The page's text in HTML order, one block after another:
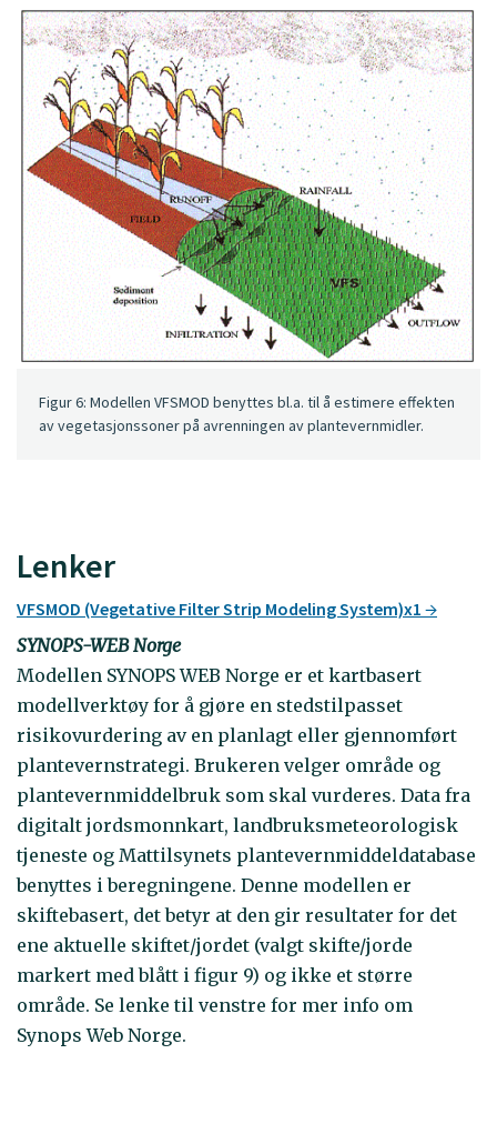
Figur 6: Modellen VFSMOD benyttes bl.a. til å estimere effekten
av vegetasjonssoner på avrenningen av plantevernmidler.
Lenker
VFSMOD (Vegetative Filter Strip Modeling System)x1
SYNOPS-WEB Norge
Modellen SYNOPS WEB Norge er et kartbasert
modellverktøy for å gjøre en stedstilpasset
risikovurdering av en planlagt eller gjennomført
plantevernstrategi. Brukeren velger område og
plantevernmiddelbruk som skal vurderes. Data fra
digitalt jordsmonnkart, landbruksmeteorologisk
tjeneste og Mattilsynets plantevernmiddeldatabase
benyttes i beregningene. Denne modellen er
skiftebasert, det betyr at den gir resultater for det
ene aktuelle skiftet/jordet (valgt skifte/jorde
markert med blått i figur 9) og ikke et større
område. Se lenke til venstre for mer info om
Synops Web Norge.